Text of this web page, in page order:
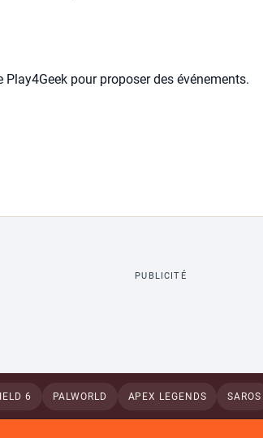
pour proposer des événements.
PUBLICITÉ
6 PALWORLD APEX LEGENDS SAROS